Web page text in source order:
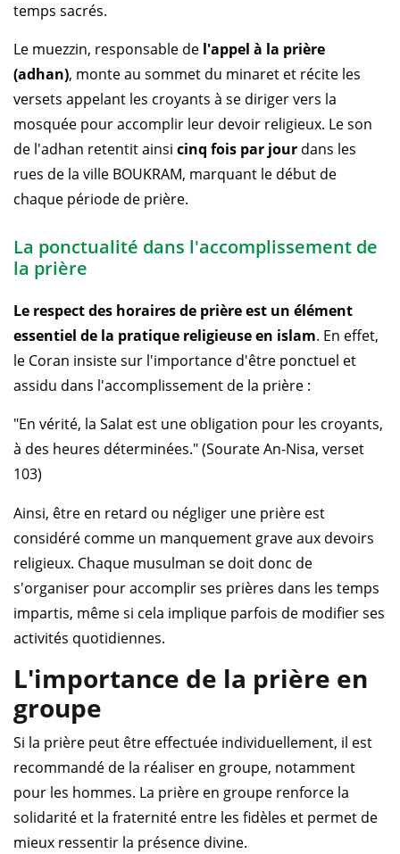
temps sacrés.
Le muezzin, responsable de l'appel à la prière
(adhan), monte au sommet du minaret et récite les
versets appelant les croyants à se diriger vers la
mosquée pour accomplir leur devoir religieux. Le son
de l'adhan retentit ainsi cinq fois par jour dans les
rues de la ville BOUKRAM, marquant le début de
chaque période de prière.
La ponctualité dans l'accomplissement de
la prière
Le respect des horaires de prière est un élément
essentiel de la pratique religieuse en islam. En effet,
le Coran insiste sur l'importance d'être ponctuel et
assidu dans l'accomplissement de la prière :
"En vérité, la Salat est une obligation pour les croyants,
à des heures déterminées." (Sourate An-Nisa, verset
103)
Ainsi, être en retard ou négliger une prière est
considéré comme un manquement grave aux devoirs
religieux. Chaque musulman se doit donc de
s'organiser pour accomplir ses prières dans les temps
impartis, même si cela implique parfois de modifier ses
activités quotidiennes.
L'importance de la prière en
groupe
Si la prière peut être effectuée individuellement, il est
recommandé de la réaliser en groupe, notamment
pour les hommes. La prière en groupe renforce la
solidarité et la fraternité entre les fidèles et permet de
mieux ressentir la présence divine.